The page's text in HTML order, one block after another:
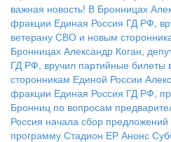
важная новость! В Бронницах
фракции Единая Россия ГД РФ,
ветерану СВО и новым
Бронницах Александр Коган,
ГД РФ, вручил партийные
сторонникам Единой России
фракции Единая Россия ГД РФ,
Бронниц по вопросам
Россия начала сбор
программу Стадион ЕР Анонс